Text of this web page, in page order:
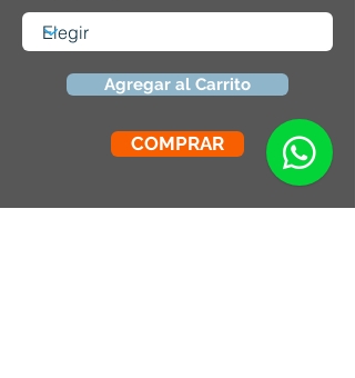
Agregar al Carrito
COMPRAR